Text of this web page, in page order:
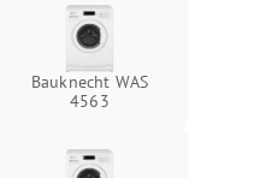
Bauknecht WAS
4563